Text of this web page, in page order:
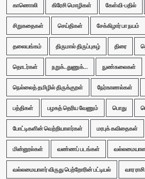
காணொலி கிரேசி மொழிகள் கேள்வி-பதில்
சிறுகதைகள் செய்திகள் சேக்கிழார் பா நயம்
தலையங்கம் திருமால் திருப்புகழ் திரை
தொடர்கள் நறுக்..துணுக்... நுண்கலைகள்
நெல்லைத் தமிழில் திருக்குறள் நேர்காணல்கள்
பத்திகள் பழகத் தெரிய வேணும் பொது
போட்டிகளின் வெற்றியாளர்கள் மரபுக் கவிதைகள்
மின்னூல்கள் வண்ணப் படங்கள் வல்லமையாளர்
வல்லமையாளர் விருது பெற்றோரின் பட்டியல் வார